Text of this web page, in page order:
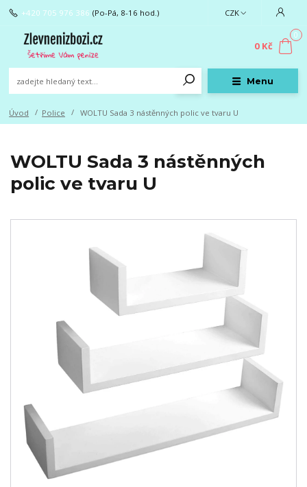
Menu
CZK
+420 705 976 386 (Po-Pá, 8-16 hod.)
0
0 Kč
Úvod Police WOLTU Sada 3 nástěnných polic ve tvaru U
WOLTU Sada 3 nástěnných
polic ve tvaru U